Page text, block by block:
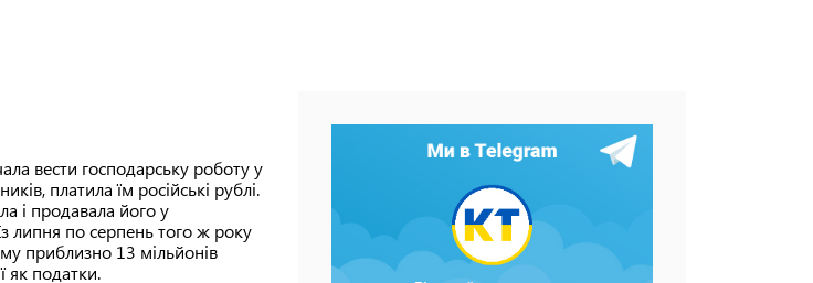
вести господарську роботу у
платила їм російські рублі.
і продавала його у
липня по серпень того ж року
приблизно 13 мільйонів
як податки.